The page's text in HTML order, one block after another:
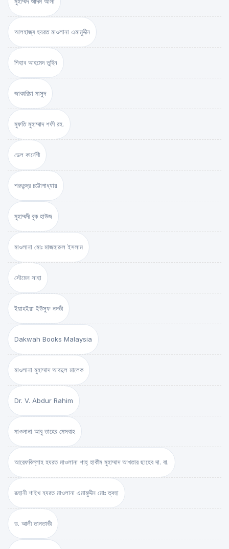
আলহাজ্ব হযরত মাওলানা এমামুদ্দীন
শিহাব আহমেদ তুহিন
জাকারিয়া মাসুদ
মুফতি মুহাম্মাদ শফী রহ.
ডেল কার্নেগী
শরৎচন্দ্র চট্টোপাধ্যায়
মুহাম্মদী বুক হাউজ
মাওলানা মোঃ মাজহারুল ইসলাম
সৌমেন সাহা
ইয়াহইয়া ইউসুফ নদভী
Dakwah Books Malaysia
মাওলানা মুহাম্মাদ আবদুল মালেক
Dr. V. Abdur Rahim
মাওলানা আবু তাহের মেসবাহ
আরেফবিল্লাহ হযরত মাওলানা শাহ্ হাকীম মুহাম্মাদ আখতার ছাহেব দা. বা.
রূহানী শাইখ হযরত মাওলানা এমামুদ্দীন মোঃ ত্বহা
ড. আলী তানতাভী